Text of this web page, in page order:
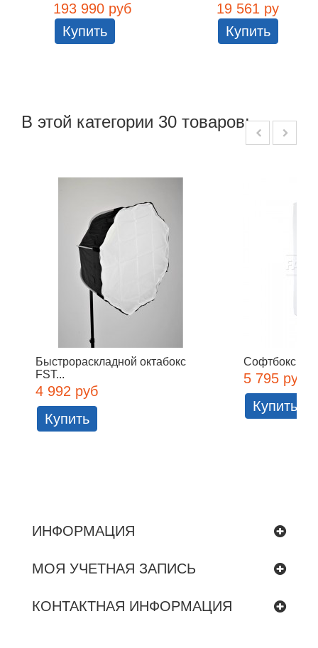
193 990 руб
Купить
19 561 руб
Купить
В этой категории 30 товаров:
Быстрораскладной октабокс
FST...
4 992 руб
Купить
Софтбокс
5 795 руб
Купить
ИНФОРМАЦИЯ
МОЯ УЧЕТНАЯ ЗАПИСЬ
КОНТАКТНАЯ ИНФОРМАЦИЯ